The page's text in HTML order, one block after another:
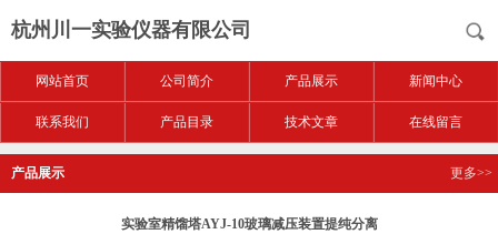
杭州川一实验仪器有限公司
网站首页 公司简介 产品展示 新闻中心
联系我们 产品目录 技术文章 在线留言
产品展示 更多>>
实验室精馏塔AYJ-10玻璃减压装置提纯分离